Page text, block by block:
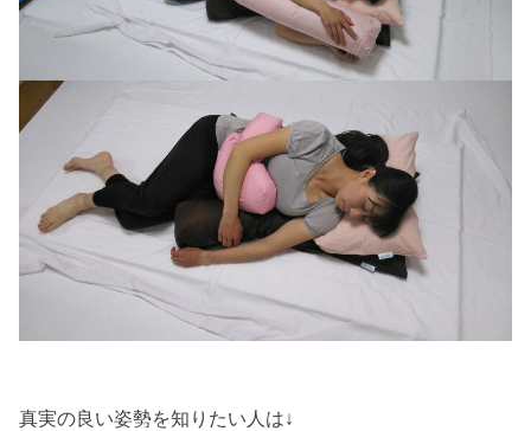
真実の良い姿勢を知りたい人は↓